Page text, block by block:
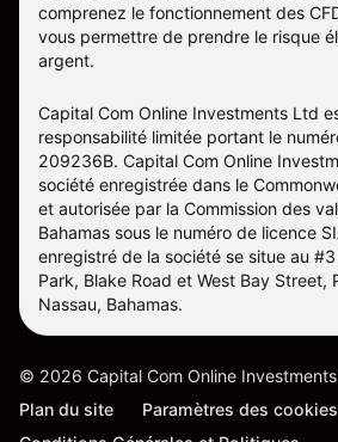
comprenez le fonctionnement des
vous permettre de prendre le risque
argent.
Capital Com Online Investments Ltd
responsabilité limitée portant le
209236B. Capital Com Online
société enregistrée dans le
et autorisée par la Commission des
Bahamas sous le numéro de licence
enregistré de la société se situe au
Park, Blake Road et West Bay Street,
Nassau, Bahamas.
© 2026 Capital Com Online
Plan du site
Paramètres des cookies